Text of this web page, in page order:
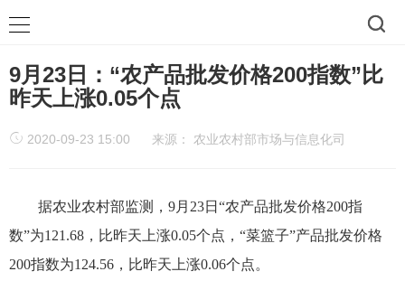
9月23日：“农产品批发价格200指数”比
昨天上涨0.05个点
2020-09-23 15:00 来源： 农业农村部市场与信息化司
据农业农村部监测，9月23日“农产品批发价格200指
数”为121.68，比昨天上涨0.05个点，“菜篮子”产品批发价格
200指数为124.56，比昨天上涨0.06个点。